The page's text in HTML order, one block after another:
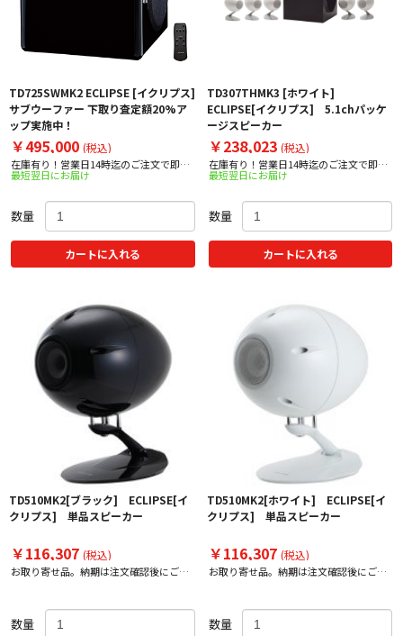
TD725SWMK2 ECLIPSE [イクリプス]
サブウーファー 下取り査定額20%ア
ップ実施中！
￥495,000 (税込)
在庫有り！営業日14時迄のご注文で即日
出荷！
最短翌日にお届け
数量
カートに入れる
TD307THMK3 [ホワイト]
ECLIPSE[イクリプス] 5.1chパッケ
ージスピーカー
￥238,023 (税込)
在庫有り！営業日14時迄のご注文で即日
出荷！
最短翌日にお届け
数量
カートに入れる
TD510MK2[ブラック] ECLIPSE[イ
クリプス] 単品スピーカー
￥116,307 (税込)
お取り寄せ品。納期は注文確認後にご案
数量
TD510MK2[ホワイト] ECLIPSE[イ
クリプス] 単品スピーカー
￥116,307 (税込)
お取り寄せ品。納期は注文確認後にご案
数量